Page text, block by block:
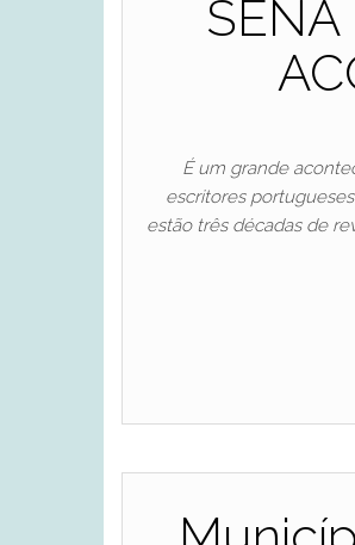
SENA
É um grande
escritores
estão três décadas de